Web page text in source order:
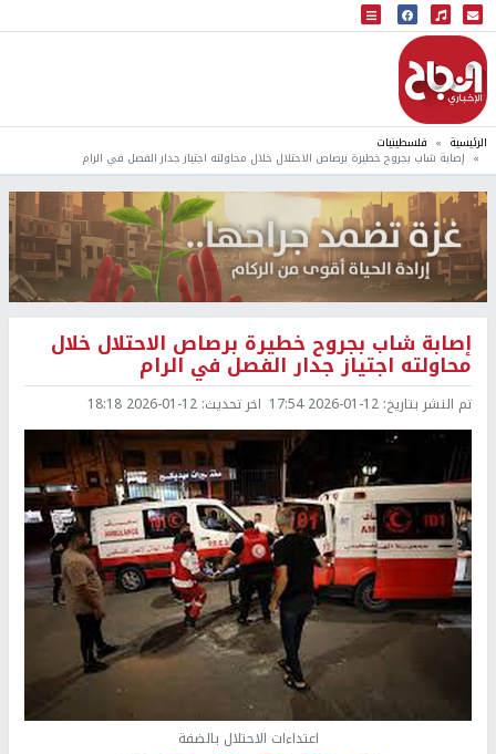
البث المباشر
إذاعة النجاح
الرئيسية فلسطينيات
إصابة شاب بجروح خطيرة برصاص الاحتلال خلال محاولته اجتياز جدار الفصل في الرام
إصابة شاب بجروح خطيرة برصاص الاحتلال خلال
محاولته اجتياز جدار الفصل في الرام
تم النشر بتاريخ: 2026-01-12 17:54 اخر تحديث: 2026-01-12 18:18
اعتداءات الاحتلال بالضفة